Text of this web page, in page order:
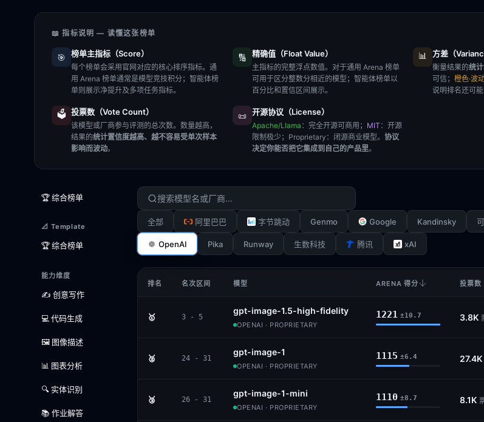
📖 指标说明 — 读懂这张榜单
🎯 榜单主指标（Score）
每个榜单会采用官网对应的核心排序指标。通
用 Arena 榜单通常是模型竞技积分；智能体榜
单则展示净提升及多项任务指标。
🔢 精确值（Float Value）
主指标的完整浮点数值。对于通用 Arena 榜单
可用于区分整数分相近的模型；智能体榜单以
百分比和置信区间展示。
📊 方差（
衡量结果的统
可信； 橙色·波
说明排名还可能
🗳️ 投票数（Vote Count）
该模型或厂商参与评测的总次数。数量越高，
结果的统计置信度越高、越不容易受单次样本
影响而波动。
📜 开源协议（License）
Apache/Llama ：完全开源可商用； MIT ：开源
限制极少； Proprietary ：闭源商业模型。 协议
决定你能否把它集成到自己的产品里。
🏆 综合榜单
📐 Template
🏆 综合榜单
能力维度
✍️ 创意写作
💻 代码生成
🖼️ 图像描述
📊 图表分析
🔍 实体识别
📚 作业解答
全部 阿里巴巴 字节跳动 Genmo Google Kandinsky
OpenAI Pika Runway 生数科技 腾讯 xAI
排名 名次区间 模型 ARENA 得分 投票数
🥇 3 - 5
gpt-image-1.5-high-fidelity
OPENAI · PROPRIETARY
1221 ±10.7 3.8K
🥈 24 - 31
gpt-image-1
OPENAI · PROPRIETARY
1115 ±6.4 27.4K
🥉 26 - 31
gpt-image-1-mini
OPENAI · PROPRIETARY
1110 ±8.7 8.1K